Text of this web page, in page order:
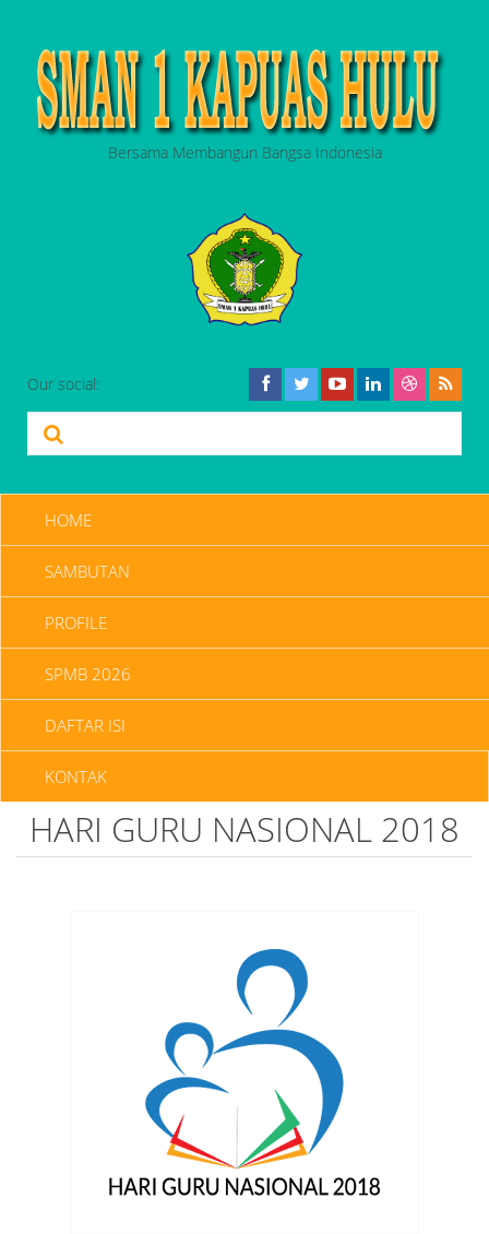
Bersama Membangun Bangsa Indonesia
Our social:
HOME
SAMBUTAN
PROFILE
SPMB 2026
DAFTAR ISI
KONTAK
HARI GURU NASIONAL 2018